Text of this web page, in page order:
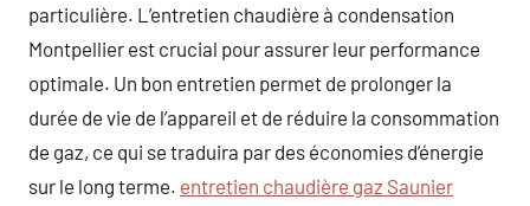
particulière. L’entretien chaudière à condensation
Montpellier est crucial pour assurer leur performance
optimale. Un bon entretien permet de prolonger la
durée de vie de l’appareil et de réduire la consommation
de gaz, ce qui se traduira par des économies d’énergie
sur le long terme. entretien chaudière gaz Saunier